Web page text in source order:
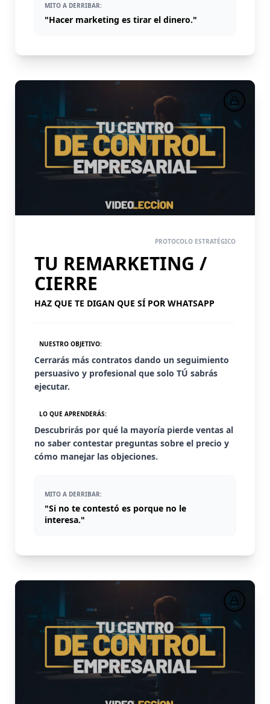
MITO A DERRIBAR:
"Hacer marketing es tirar el dinero."
PROTOCOLO ESTRATÉGICO
TU REMARKETING /
CIERRE
HAZ QUE TE DIGAN QUE SÍ POR WHATSAPP
NUESTRO OBJETIVO:
Cerrarás más contratos dando un seguimiento
persuasivo y profesional que solo TÚ sabrás
ejecutar.
LO QUE APRENDERÁS:
Descubrirás por qué la mayoría pierde ventas al
no saber contestar preguntas sobre el precio y
cómo manejar las objeciones.
MITO A DERRIBAR:
"Si no te contestó es porque no le
interesa."